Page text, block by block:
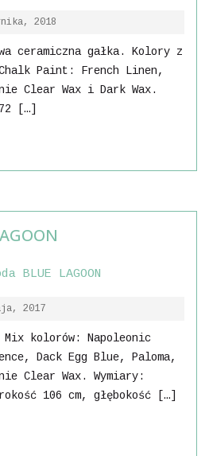
2018
ceramiczna gałka. Kolory z
Paint: French Linen,
Clear Wax i Dark Wax.
[…]
2017
Mix kolorów: Napoleonic
Dack Egg Blue, Paloma,
Clear Wax. Wymiary:
106 cm, głębokość […]